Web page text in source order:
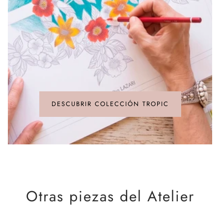
tacto impecable y una durabilidad excepcional.
Seda con raíces
Las piezas cobran vida en Macclesfield (Gran Bretaña), cuna
histórica de la manufactura de la seda. La producción se
confía a talleres especializados que entrelazan un profundo
legado artesanal con la vanguardia de la impresión digital,
logrando que el tejido rinda el máximo tributo a la obra
original.
Aduanas:Los aranceles de importación en territorios
especiales o fuera de la UE corresponden al destinatario.
Para información detallada sobre tarifas, consultar la
Política de envío].
DESCUBRIR COLECCIÓN TROPIC
Otras piezas del Atelier